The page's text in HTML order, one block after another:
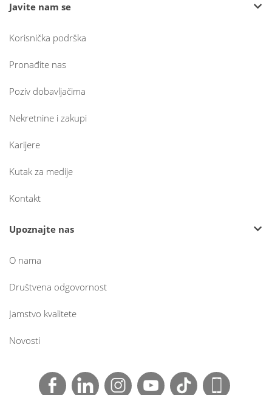
Javite nam se
Korisnička podrška
Pronađite nas
Poziv dobavljačima
Nekretnine i zakupi
Karijere
Kutak za medije
Kontakt
Upoznajte nas
O nama
Društvena odgovornost
Jamstvo kvalitete
Novosti